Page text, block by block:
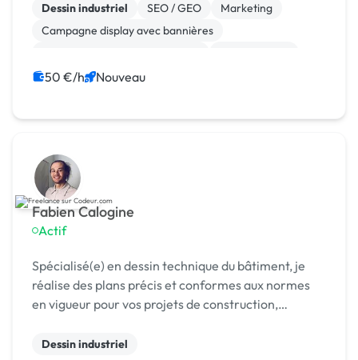
Dessin industriel SEO / GEO
Marketing
Campagne display avec bannières
Logo
Charte graphique
50 €/h Nouveau
Fabien Calogine
Actif
Spécialisé(e) en dessin technique du bâtiment, je
réalise des plans précis et conformes aux normes
en vigueur pour vos projets de construction,
Dessin industriel